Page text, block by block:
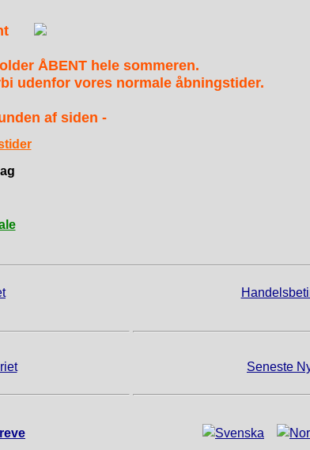
ÅBENT hele sommeren.
udenfor vores normale åbningstider.
af siden -
Seneste